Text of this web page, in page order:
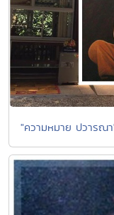
"ความหมาย ปวารณ